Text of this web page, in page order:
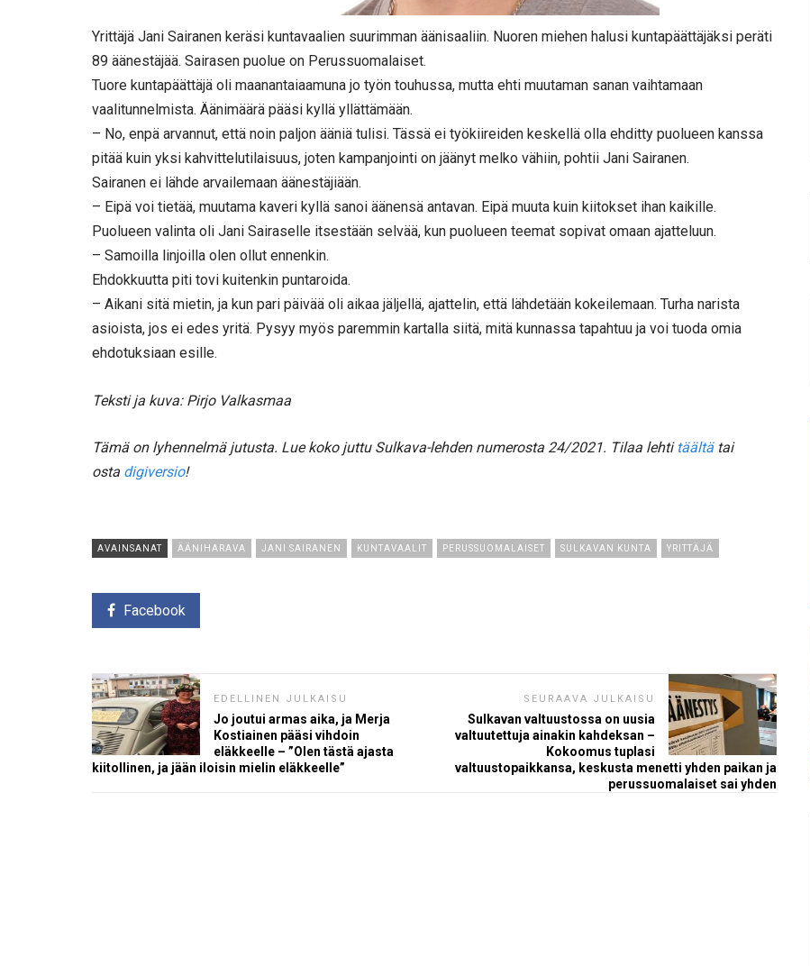
Yrittäjä Jani Sairanen keräsi kuntavaalien suurimman äänisaaliin. Nuoren miehen halusi kuntapäättäjäksi peräti
89 äänestäjää. Sairasen puolue on Perussuomalaiset.
Tuore kuntapäättäjä oli maanantaiaamuna jo työn touhussa, mutta ehti muutaman sanan vaihtamaan
vaalitunnelmista. Äänimäärä pääsi kyllä yllättämään.
– No, enpä arvannut, että noin paljon ääniä tulisi. Tässä ei työkiireiden keskellä olla ehditty puolueen kanssa
pitää kuin yksi kahvittelutilaisuus, joten kampanjointi on jäänyt melko vähiin, pohtii Jani Sairanen.
Sairanen ei lähde arvailemaan äänestäjiään.
– Eipä voi tietää, muutama kaveri kyllä sanoi äänensä antavan. Eipä muuta kuin kiitokset ihan kaikille.
Puolueen valinta oli Jani Sairaselle itsestään selvää, kun puolueen teemat sopivat omaan ajatteluun.
– Samoilla linjoilla olen ollut ennenkin.
Ehdokkuutta piti tovi kuitenkin puntaroida.
– Aikani sitä mietin, ja kun pari päivää oli aikaa jäljellä, ajattelin, että lähdetään kokeilemaan. Turha narista
asioista, jos ei edes yritä. Pysyy myös paremmin kartalla siitä, mitä kunnassa tapahtuu ja voi tuoda omia
ehdotuksiaan esille.
Teksti ja kuva: Pirjo Valkasmaa
Tämä on lyhennelmä jutusta. Lue koko juttu Sulkava-lehden numerosta 24/2021. Tilaa lehti täältätai
osta digiversio!
AVAINSANAT ÄÄNIHARAVA JANI SAIRANEN KUNTAVAALIT PERUSSUOMALAISET SULKAVAN KUNTA YRITTÄJÄ
Facebook
EDELLINEN JULKAISU
Jo joutui armas aika, ja Merja
Kostiainen pääsi vihdoin
eläkkeelle – ”Olen tästä ajasta
kiitollinen, ja jään iloisin mielin eläkkeelle”
SEURAAVA JULKAISU
Sulkavan valtuustossa on uusia
valtuutettuja ainakin kahdeksan –
Kokoomus tuplasi
valtuustopaikkansa, keskusta menetti yhden paikan ja
perussuomalaiset sai yhden